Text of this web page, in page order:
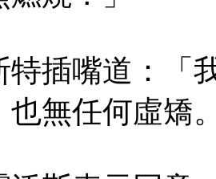
特插嘴道：「
也無任何虛矯